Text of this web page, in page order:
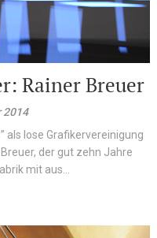
Rainer Breuer
2014
als lose Grafikervereinigung
der gut zehn Jahre
mit aus...